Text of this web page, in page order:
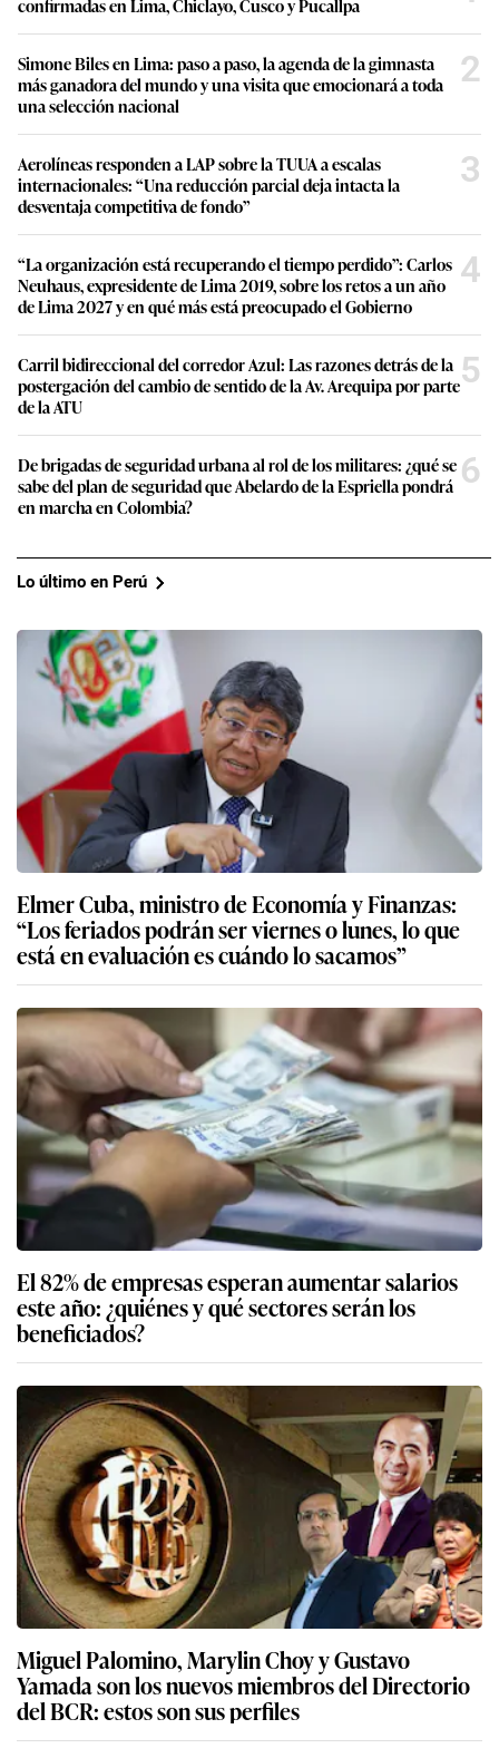
Simone Biles en Lima: paso a paso, la agenda de la gimnasta
más ganadora del mundo y una visita que emocionará a toda
una selección nacional
2
Aerolíneas responden a LAP sobre la TUUA a escalas
internacionales: “Una reducción parcial deja intacta la
desventaja competitiva de fondo”
3
“La organización está recuperando el tiempo perdido”: Carlos
Neuhaus, expresidente de Lima 2019, sobre los retos a un año
de Lima 2027 y en qué más está preocupado el Gobierno
4
Carril bidireccional del corredor Azul: Las razones detrás de la
postergación del cambio de sentido de la Av. Arequipa por parte
de la ATU
5
De brigadas de seguridad urbana al rol de los militares: ¿qué se
sabe del plan de seguridad que Abelardo de la Espriella pondrá
en marcha en Colombia?
6
Lo último en Perú
Elmer Cuba, ministro de Economía y Finanzas:
“Los feriados podrán ser viernes o lunes, lo que
está en evaluación es cuándo lo sacamos”
El 82% de empresas esperan aumentar salarios
este año: ¿quiénes y qué sectores serán los
beneficiados?
Miguel Palomino, Marylin Choy y Gustavo
Yamada son los nuevos miembros del Directorio
del BCR: estos son sus perfiles